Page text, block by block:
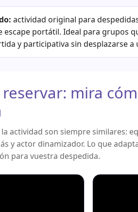
actividad original para
escape portátil. Ideal para grupos
y participativa sin desplazarse a
mira
actividad son siempre similares:
y actor dinamizador. Lo que
para vuestra despedida.